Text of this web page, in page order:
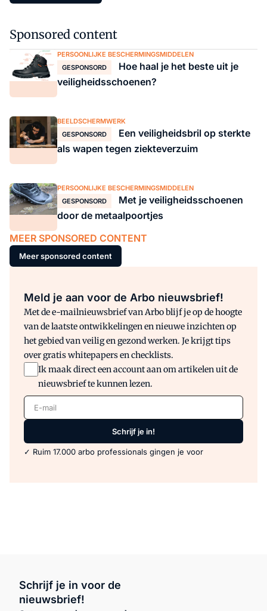
Sponsored content
PERSOONLIJKE BESCHERMINGSMIDDELEN
GESPONSORD
Hoe haal je het beste uit je
veiligheidsschoenen?
BEELDSCHERMWERK
GESPONSORD
Een veiligheidsbril op sterkte
als wapen tegen ziekteverzuim
PERSOONLIJKE BESCHERMINGSMIDDELEN
GESPONSORD
Met je veiligheidsschoenen
door de metaalpoortjes
MEER SPONSORED CONTENT
Meer sponsored content
Meld je aan voor de Arbo nieuwsbrief!
Met de e-mailnieuwsbrief van Arbo blijf je op de hoogte
van de laatste ontwikkelingen en nieuwe inzichten op
het gebied van veilig en gezond werken. Je krijgt tips
over gratis whitepapers en checklists.
Ik maak direct een account aan om artikelen uit de
nieuwsbrief te kunnen lezen.
E-mail
Schrijf je in!
✓ Ruim 17.000 arbo professionals gingen je voor
Schrijf je in voor de
nieuwsbrief!